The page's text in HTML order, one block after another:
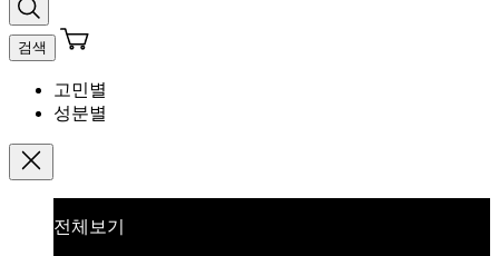
검색
고민별
성분별
전체보기